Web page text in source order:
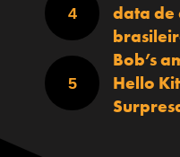
data de
Bob’s
Hello